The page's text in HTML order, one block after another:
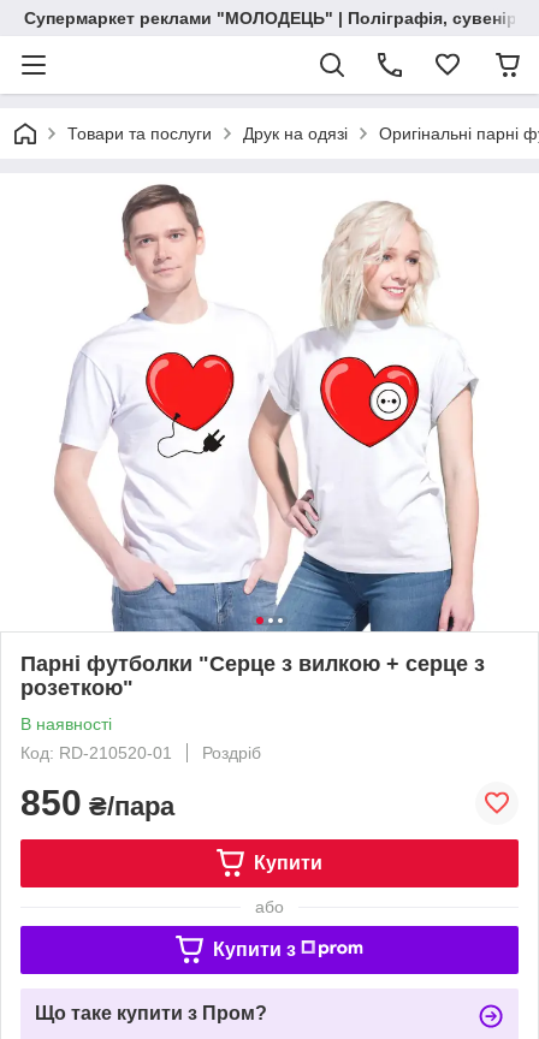
Супермаркет реклами "МОЛОДЕЦЬ" | Поліграфія, сувенірна
Товари та послуги Друк на одязі Оригінальні парні
Парні футболки "Серце з вилкою + серце з
розеткою"
В наявності
Код: RD-210520-01
Роздріб
850 ₴/пара
Купити
або
Купити з
Що таке купити з Пром?